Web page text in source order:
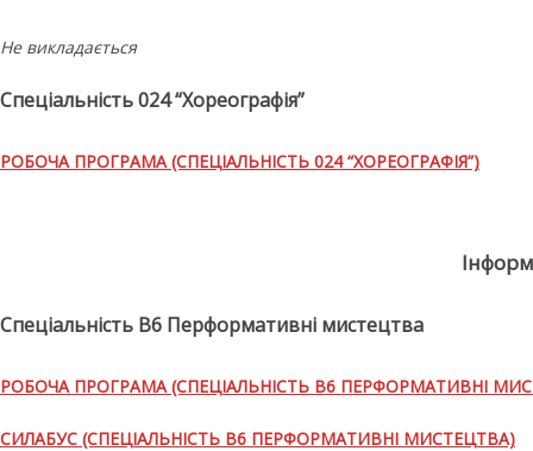
Не викладається
Спеціальність 024 “Хореографія”
РОБОЧА ПРОГРАМА (СПЕЦІАЛЬНІСТЬ 024 “ХОРЕОГРАФІЯ”)
Спеціальність В6 Перформативні мистецтва
РОБОЧА ПРОГРАМА (СПЕЦІАЛЬНІСТЬ В6 ПЕРФОРМАТИВНІ
СИЛАБУС (СПЕЦІАЛЬНІСТЬ В6 ПЕРФОРМАТИВНІ МИСТЕЦТВА)